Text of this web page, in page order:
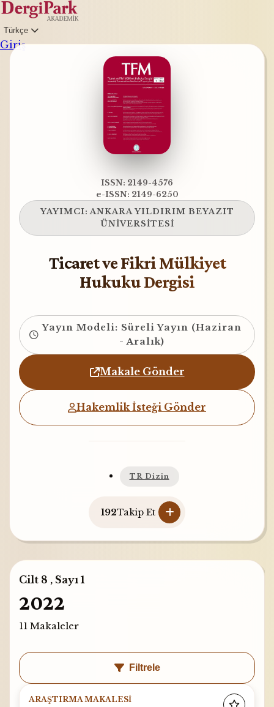
Türkçe
Giriş
ISSN: 2149-4576
e-ISSN: 2149-6250
YAYIMCI:ANKARA YILDIRIM BEYAZIT
ÜNİVERSİTESİ
Ticaret ve Fikri Mülkiyet
Hukuku Dergisi
Yayın Modeli: Süreli Yayın (Haziran
- Aralık)
Makale Gönder
Hakemlik İsteği Gönder
TR Dizin
192Takip Et
Cilt 8 , Sayı 1
2022
11 Makaleler
Filtrele
ARAŞTIRMA MAKALESI